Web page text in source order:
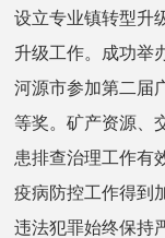
设立专业镇转型升
升级工作。成功举
河源市参加第二届
等奖。矿产资源、
患排查治理工作有
疫病防控工作得到
违法犯罪始终保持